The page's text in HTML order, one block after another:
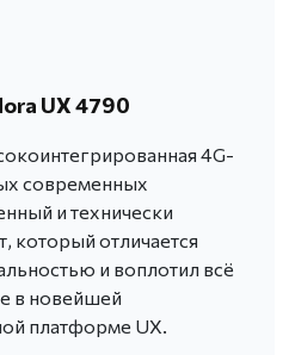
UX 4790
4G-
современных
и технически
который отличается
и воплотил всё
в новейшей
платформе UX.